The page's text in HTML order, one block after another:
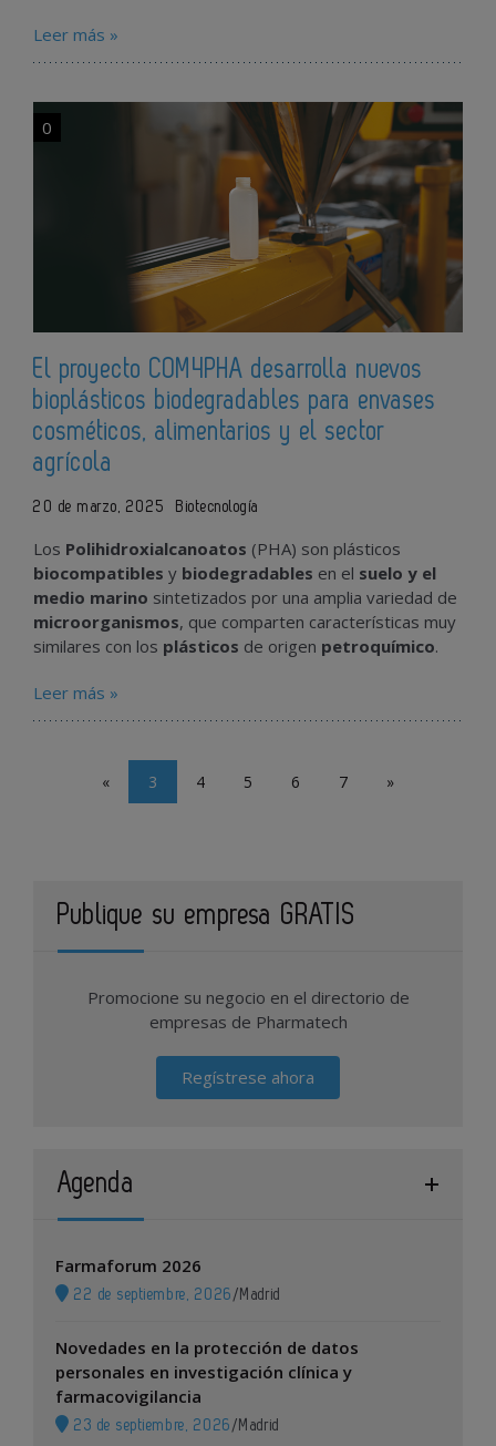
Leer más »
0
El proyecto COM4PHA desarrolla nuevos
bioplásticos biodegradables para envases
cosméticos, alimentarios y el sector
agrícola
20 de marzo, 2025 Biotecnología
Los Polihidroxialcanoatos (PHA) son plásticos
biocompatibles y biodegradables en el suelo y el
medio marino sintetizados por una amplia variedad de
microorganismos, que comparten características muy
similares con los plásticos de origen petroquímico.
Leer más »
« 3 4 5 6 7 »
Publique su empresa GRATIS
Promocione su negocio en el directorio de
empresas de Pharmatech
Regístrese ahora
Agenda
Farmaforum 2026
22 de septiembre, 2026 / Madrid
Novedades en la protección de datos
personales en investigación clínica y
farmacovigilancia
23 de septiembre, 2026 / Madrid